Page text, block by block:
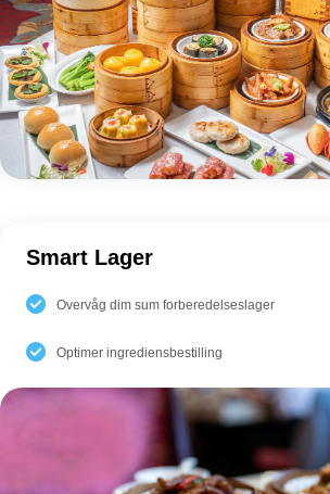
Smart Lager
Overvåg dim sum forberedelseslager
Optimer ingrediensbestilling